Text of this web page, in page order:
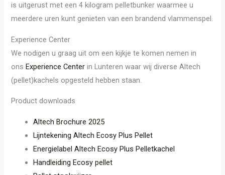
is uitgerust met een 4 kilogram pelletbunker waarmee u
meerdere uren kunt genieten van een brandend vlammenspel.
Experience Center
We nodigen u graag uit om een kijkje te komen nemen in
onsExperience Center in Lunteren waar wij diverse Altech
(pellet)kachels opgesteld hebben staan.
Product downloads
Altech Brochure 2025
Lijntekening Altech Ecosy Plus Pellet
Energielabel Altech Ecosy Plus Pelletkachel
Handleiding Ecosy pellet